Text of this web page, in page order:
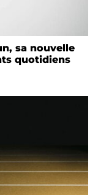
sa nouvelle
quotidiens